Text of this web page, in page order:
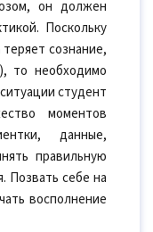
он должен
Поскольку
сознание,
то необходимо
студент
моментов
данные,
правильную
Позвать себе на
восполнение